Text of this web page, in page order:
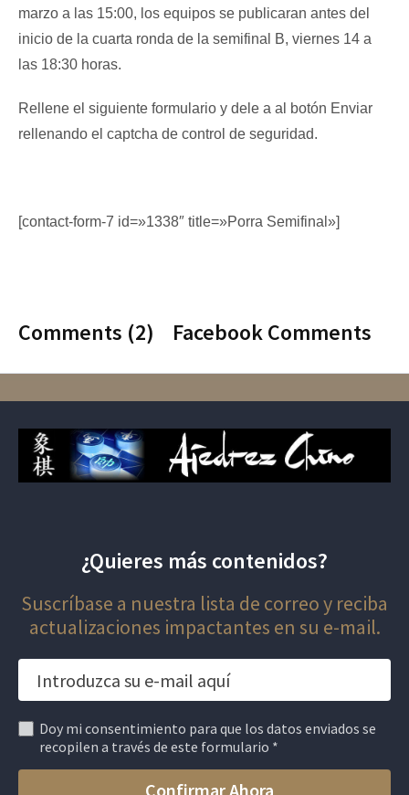
marzo a las 15:00, los equipos se publicaran antes del
inicio de la cuarta ronda de la semifinal B, viernes 14 a
las 18:30 horas.
Rellene el siguiente formulario y dele a al botón Enviar
rellenando el captcha de control de seguridad.
[contact-form-7 id=»1338″ title=»Porra Semifinal»]
Comments (2) Facebook Comments
¿Quieres más contenidos?
Suscríbase a nuestra lista de correo y reciba
actualizaciones impactantes en su e-mail.
Doy mi consentimiento para que los datos enviados se
recopilen a través de este formulario *